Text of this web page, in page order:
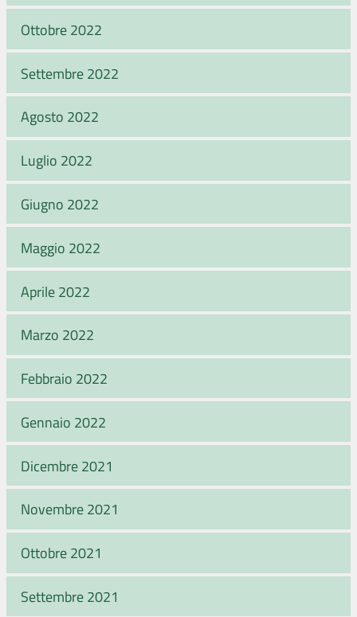
Ottobre 2022
Settembre 2022
Agosto 2022
Luglio 2022
Giugno 2022
Maggio 2022
Aprile 2022
Marzo 2022
Febbraio 2022
Gennaio 2022
Dicembre 2021
Novembre 2021
Ottobre 2021
Settembre 2021